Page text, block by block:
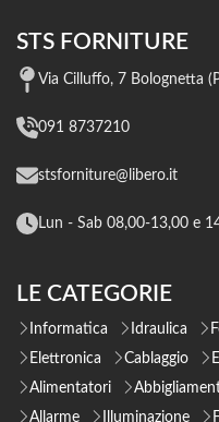
STS FORNITURE
Via Cilluffo, 7 Bolognetta
091 8737210
stsforniture@libero.it
Lun - Sab 08,00-13,00 e
LE CATEGORIE
Informatica Idraulica
Elettronica
Cablaggio
Alimentatori
Allarme
Illuminazione